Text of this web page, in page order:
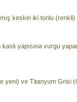
keskin iki tonlu (renkli)
yapısına vurgu
yeni) ve Titanyum Grisi